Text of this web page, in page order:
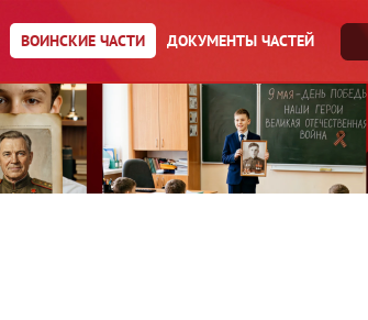
ВОИНСКИЕ ЧАСТИ ДОКУМЕНТЫ ЧАСТЕЙ